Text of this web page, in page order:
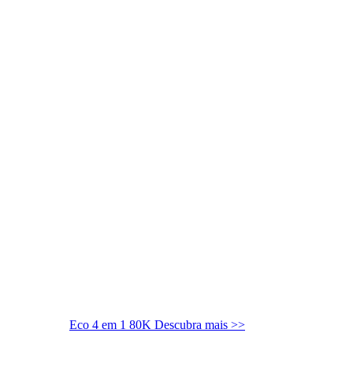
Eco 4 em 1 80K Descubra mais >>